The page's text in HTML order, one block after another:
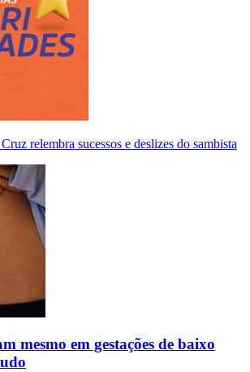
relembra sucessos e deslizes do sambista
mesmo em gestações de baixo